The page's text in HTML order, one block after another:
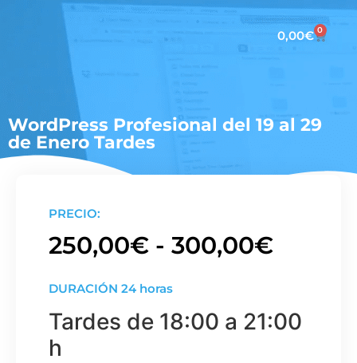
0,00€ 0
WordPress Profesional del 19 al 29
de Enero Tardes
PRECIO:
250,00€ - 300,00€
DURACIÓN 24 horas
Tardes de 18:00 a 21:00
h